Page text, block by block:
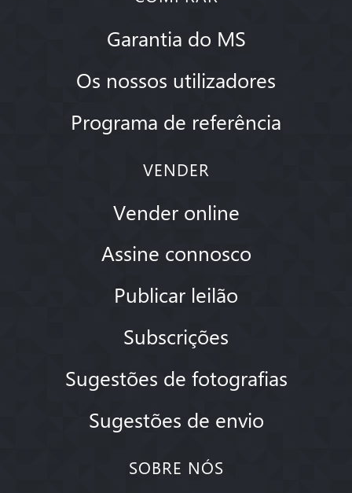
Garantia do MS
Os nossos utilizadores
Programa de referência
VENDER
Vender online
Assine connosco
Publicar leilão
Subscrições
Sugestões de fotografias
Sugestões de envio
SOBRE NÓS